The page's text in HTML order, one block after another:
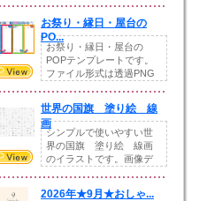
お祭り・縁日・屋台の
PO...
お祭り・縁日・屋台の
POPテンプレートです。
ファイル形式は透過PNG
世界の国旗 塗り絵 線
画
シンプルで使いやすい世
界の国旗 塗り絵 線画
のイラストです。画像デ
2026年★9月★おしゃ...